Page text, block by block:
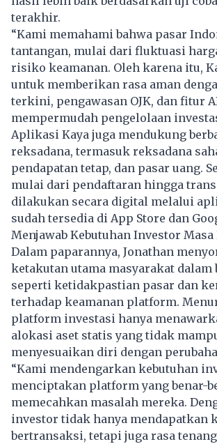
terakhir.
“Kami memahami bahwa pasar
tantangan, mulai dari fluktuasi
risiko keamanan. Oleh karena itu,
untuk memberikan rasa aman
terkini, pengawasan OJK, dan fitur
mempermudah pengelolaan
Aplikasi Kaya juga mendukung
reksadana, termasuk reksadana
pendapatan tetap, dan pasar uang.
mulai dari pendaftaran hingga
dilakukan secara digital melalui
sudah tersedia di App Store dan
Menjawab Kebutuhan Investor
Dalam paparannya, Jonathan
ketakutan utama masyarakat dalam
seperti ketidakpastian pasar dan
terhadap keamanan platform.
platform investasi hanya
alokasi aset statis yang tidak
menyesuaikan diri dengan
“Kami mendengarkan kebutuhan
menciptakan platform yang benar-
memecahkan masalah mereka.
investor tidak hanya mendapatkan
bertransaksi, tetapi juga rasa